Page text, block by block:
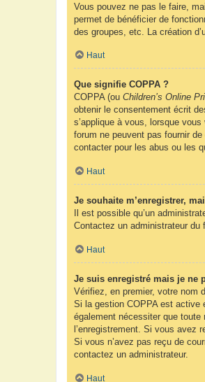
Vous pouvez ne pas le faire,
permet de bénéficier de
des groupes, etc. La création
Haut
Que signifie COPPA ?
COPPA (ou Children’s Online
obtenir le consentement écrit
s’applique à vous, lorsque
forum ne peuvent pas fournir
contacter pour les abus ou les
Haut
Je souhaite m’enregistrer,
Il est possible qu’un
Contactez un administrateur du
Haut
Je suis enregistré mais je ne
Vérifiez, en premier, votre nom
Si la gestion COPPA est active
également nécessiter que
l’enregistrement. Si vous avez
Si vous n’avez pas reçu de
contactez un administrateur.
Haut